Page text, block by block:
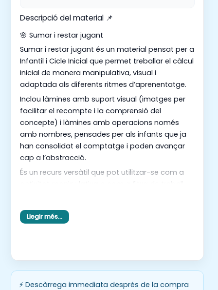
Descripció del material 📌
🌸 Sumar i restar jugant
Sumar i restar jugant és un material pensat per a
Infantil i Cicle Inicial que permet treballar el càlcul
inicial de manera manipulativa, visual i
adaptada als diferents ritmes d’aprenentatge.
Inclou làmines amb suport visual (imatges per
facilitar el recompte i la comprensió del
concepte) i làmines amb operacions només
amb nombres, pensades per als infants que ja
han consolidat el comptatge i poden avançar
cap a l’abstracció.
És un recurs versàtil que pot utilitzar-se com a
🎯 Objectius del material
➡️Consolidar el concepte de suma i resta en
suport visual.
Llegir més…
⚡ Descàrrega immediata després de la compra